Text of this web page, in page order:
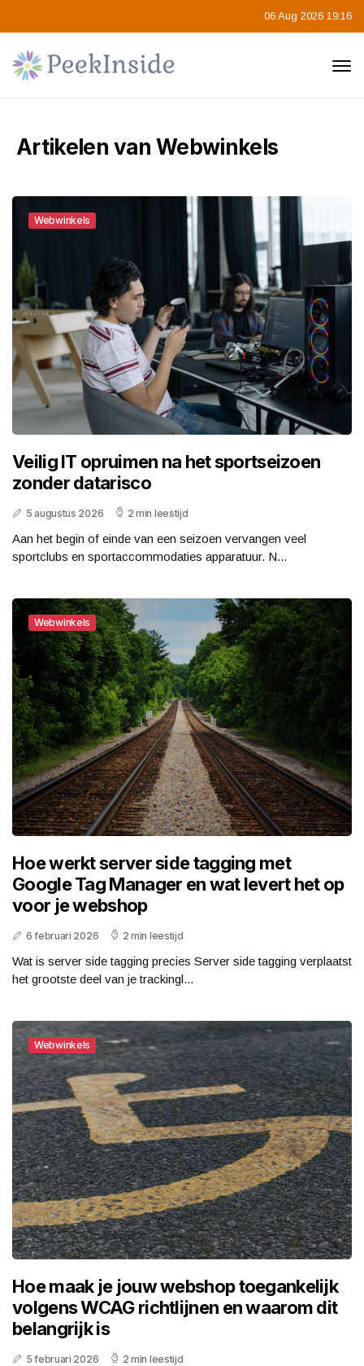
06 Aug 2026 19:16
Artikelen van Webwinkels
Webwinkels
Veilig IT opruimen na het sportseizoen
zonder datarisco
5 augustus 2026 2 min leestijd
Aan het begin of einde van een seizoen vervangen veel
sportclubs en sportaccommodaties apparatuur. N...
Webwinkels
Hoe werkt server side tagging met
Google Tag Manager en wat levert het op
voor je webshop
6 februari 2026 2 min leestijd
Wat is server side tagging precies Server side tagging verplaatst
het grootste deel van je trackingl...
Webwinkels
Hoe maak je jouw webshop toegankelijk
volgens WCAG richtlijnen en waarom dit
belangrijk is
5 februari 2026 2 min leestijd